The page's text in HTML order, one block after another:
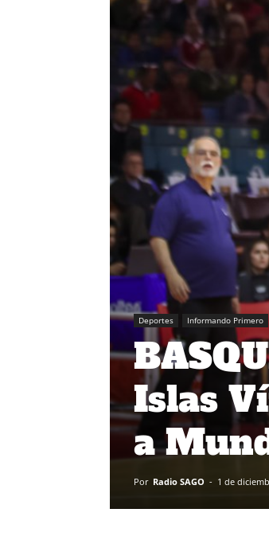
Deportes Informando Primero
Islas
a
Por Radio SAGO - 1 de